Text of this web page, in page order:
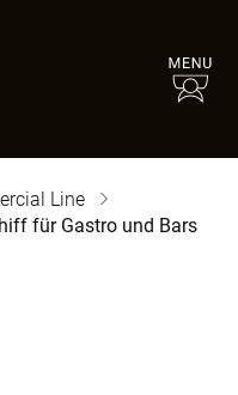
Line
für Gastro und Bars